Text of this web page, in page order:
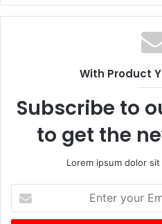
With Product
Subscribe to
to get the
Lorem ipsum dolor
your
Email